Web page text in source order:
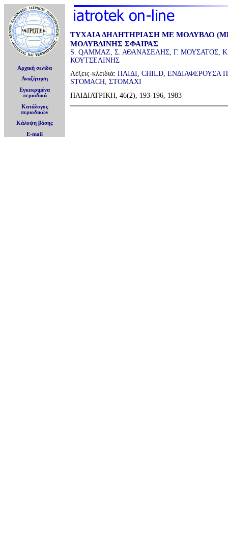
Αρχική σελίδα
Αναζήτηση
Εγκεκριμένα
περιοδικά
Κατάλογος
περιοδικών
Κάλυψη βάσης
E-mail
ΤΥΧΑΙΑ ΔΗΛΗΤΗΡΙΑΣΗ ΜΕ ΜΟΛΥΒΔΟ
ΜΟΛΥΒΔΙΝΗΣ ΣΦΑΙΡΑΣ
S. QAMMAZ Σ. ΑΘΑΝΑΣΕΛΗΣ Γ. ΜΟΥΣΑΤΟΣ
ΚΟΥΤΣΕΛΙΝΗΣ
Λέξεις-κλειδιά: ΠΑΙΔΙ, CHILD, ΕΝΔΙΑΦΕΡΟΥΣΑ
STOMACH, ΣΤΟΜΑΧΙ
ΠΑΙΔΙΑΤΡΙΚΗ, 46(2), 193-196, 1983